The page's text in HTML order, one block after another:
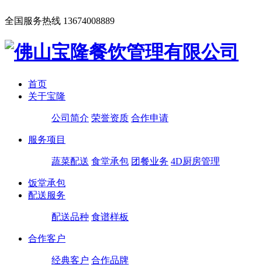
全国服务热线 13674008889
首页
关于宝隆
公司简介 荣誉资质 合作申请
服务项目
蔬菜配送 食堂承包 团餐业务 4D厨房管理
饭堂承包
配送服务
配送品种 食谱样板
合作客户
经典客户 合作品牌